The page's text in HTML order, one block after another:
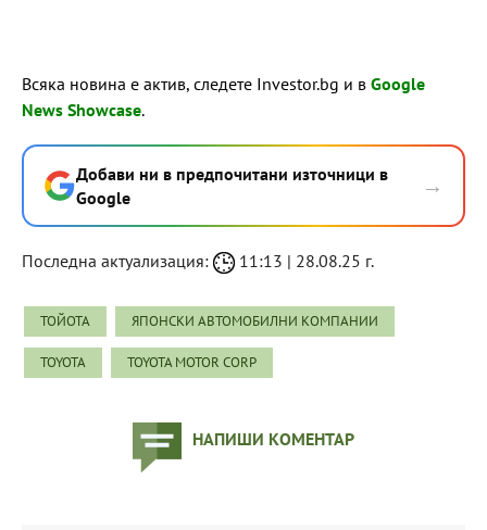
Всяка новина е актив, следете Investor.bg и в Google
News Showcase.
Добави ни в предпочитани източници в
Google
→
Последна актуализация: 11:13 | 28.08.25 г.
ТОЙОТА ЯПОНСКИ АВТОМОБИЛНИ КОМПАНИИ
TOYOTA TOYOTA MOTOR CORP
НАПИШИ КОМЕНТАР